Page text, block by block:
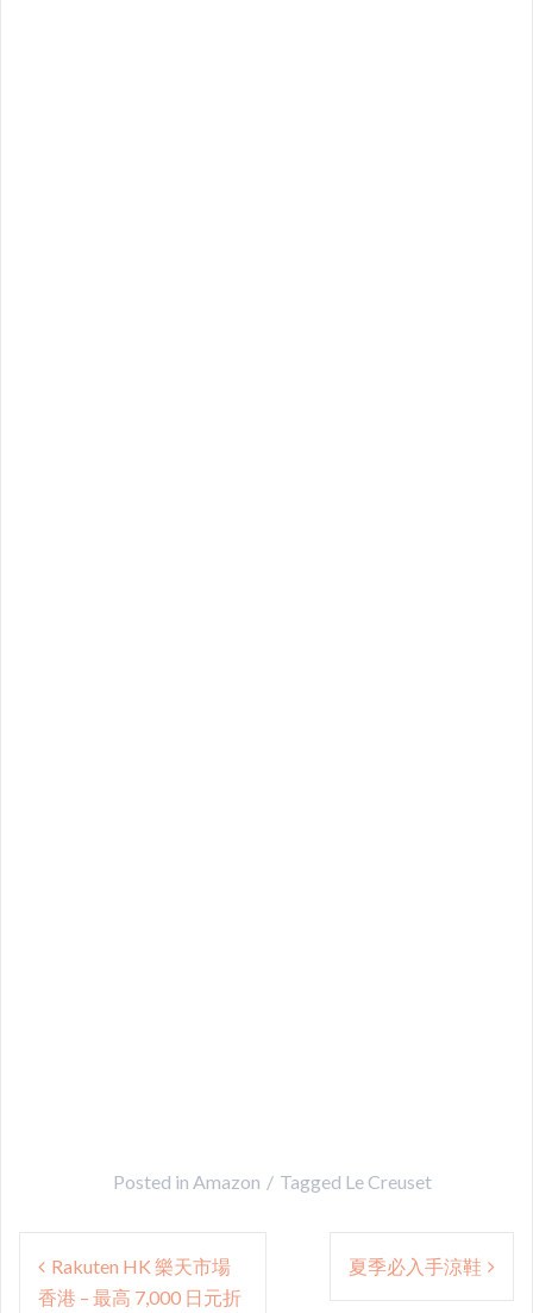
Posted in Amazon Tagged Le Creuset
Post
navigation
Rakuten HK 樂天市場
香港 – 最高 7,000 日元折
夏季必入手涼鞋